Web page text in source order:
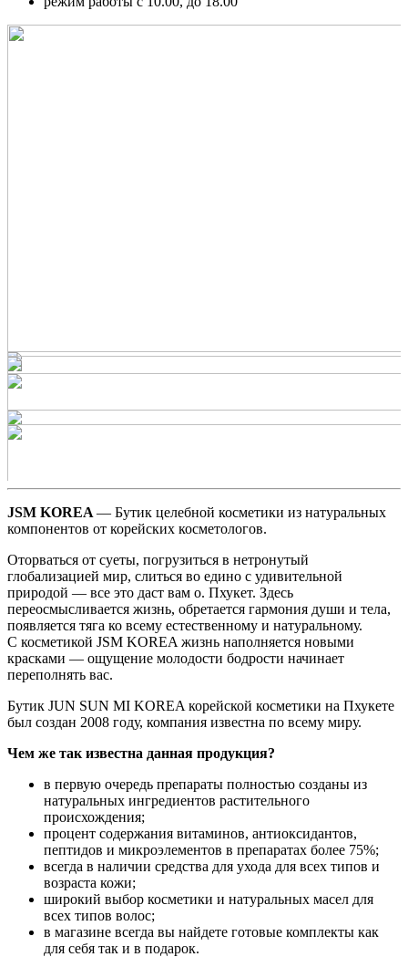
JSM KOREA — Бутик целебной косметики из натуральных
компонентов от корейских косметологов.
Оторваться от суеты, погрузиться в нетронутый
глобализацией мир, слиться во едино с удивительной
природой — все это даст вам о. Пхукет. Здесь
переосмысливается жизнь, обретается гармония души и тела,
появляется тяга ко всему естественному и натуральному.
С косметикой JSM KOREA жизнь наполняется новыми
красками — ощущение молодости бодрости начинает
переполнять вас.
Бутик JUN SUN MI KOREA корейской косметики на Пхукете
был создан 2008 году, компания известна по всему миру.
Чем же так известна данная продукция?
в первую очередь препараты полностью созданы из
натуральных ингредиентов растительного
происхождения;
процент содержания витаминов, антиоксидантов,
пептидов и микроэлементов в препаратах более 75%;
всегда в наличии средства для ухода для всех типов и
возраста кожи;
широкий выбор косметики и натуральных масел для
всех типов волос;
в магазине всегда вы найдете готовые комплекты как
для себя так и в подарок.